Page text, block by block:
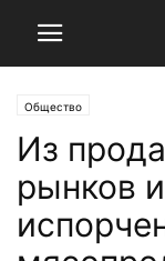
Общество
Из
рынков